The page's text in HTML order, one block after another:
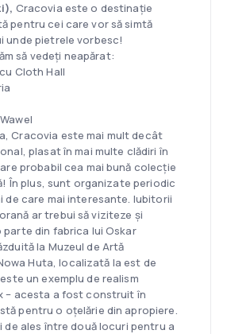
Cracovia este o destinație
pentru cei care vor să simtă
unde pietrele vorbesc!
să vedeți neapărat:
Cloth Hall
Cracovia este mai mult decât
plasat în mai multe clădiri în
probabil cea mai bună colecție
În plus, sunt organizate periodic
de care mai interesante. Iubitorii
ar trebui să viziteze și
parte din fabrica lui Oskar
la Muzeul de Artă
Huta, localizată la est de
un exemplu de realism
– acesta a fost construit în
pentru o oțelărie din apropiere.
de ales între două locuri pentru a